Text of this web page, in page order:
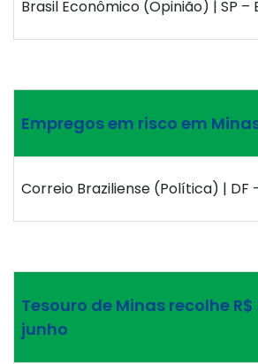
Brasil Econômico (Opinião) | SP –
Empregos em risco em
Correio Braziliense (Política) | DF
Tesouro de Minas recolhe
junho